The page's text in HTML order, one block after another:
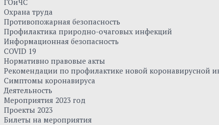
ГОиЧС
Охрана труда
Противопожарная безопасность
Профилактика природно-очаговых инфекций
Информационная безопасность
COVID 19
Нормативно правовые акты
Рекомендации по профилактике новой коронавирусной
Симптомы коронавируса
Деятельность
Мероприятия 2023 год
Проекты 2023
Билеты на мероприятия